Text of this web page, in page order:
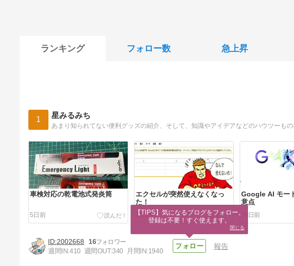
ランキング フォロー数 急上昇
1 星みるみち
あまり知られてない便利グッズの紹介、そして、知識やアイデアなどのハウツーも
車検対応の乾電池式発炎筒
5日前
エクセルが突然使えなくなっ
た！
25日前
Google AI モー
意点
39日前
2002668
16
週間IN:410 週間OUT:340 月間IN:1940
報告
【TIPS】気になるブログをフォロー。
登録は不要！すぐ使えます。
閉じる